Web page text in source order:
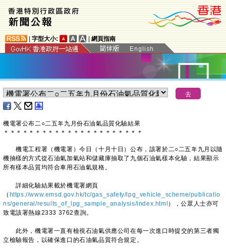
字型大小: 網頁指南
機電署公布二○二五年九月份石油氣品質化驗結果
＊ ＊ ＊ ＊ ＊ ＊ ＊ ＊ ＊ ＊ ＊ ＊ ＊ ＊ ＊ ＊ ＊ ＊ ＊ ＊ ＊ ＊
機電工程署（機電署）今日（十月十日）公布，該署於二○二五年九月以隨
機抽樣的方式從石油氣加氣站和儲藏庫抽取了九個石油氣樣本化驗，結果顯示
所有樣本品質均符合車用石油氣規格。
詳細化驗結果載於機電署網頁
（ https://www.emsd.gov.hk/tc/gas_safety/lpg_vehicle_scheme/publicatio
ns/general/results_of_lpg_sample_analysis/index.html ），公眾人士亦可
致電該署熱線2333 3762查詢。
此外，機電署一直有檢視石油氣供應公司在每一次進口時提交的第三者獨
立檢驗報告，以確保進口的石油氣品質符合規定。